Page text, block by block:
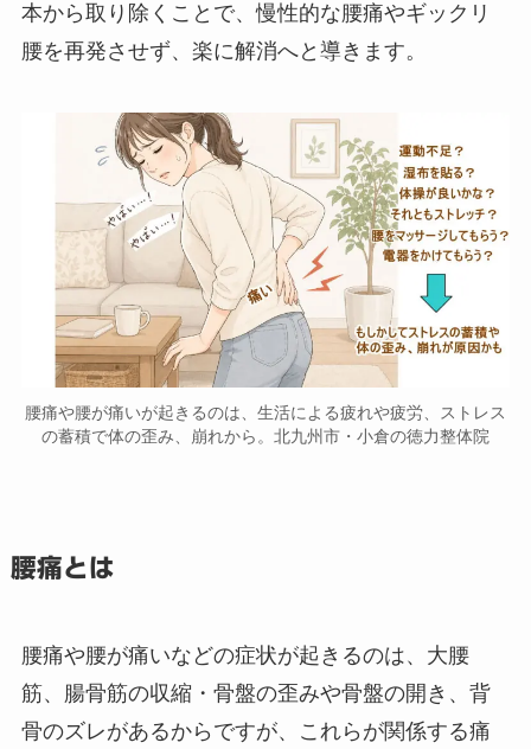
本から取り除くことで、慢性的な腰痛やギックリ
腰を再発させず、楽に解消へと導きます。
腰痛や腰が痛いが起きるのは、生活による疲れや疲労、ストレス
の蓄積で体の歪み、崩れから。北九州市・小倉の徳力整体院
腰痛とは
腰痛や腰が痛いなどの症状が起きるのは、大腰
筋、腸骨筋の収縮・骨盤の歪みや骨盤の開き、背
骨のズレがあるからですが、これらが関係する痛